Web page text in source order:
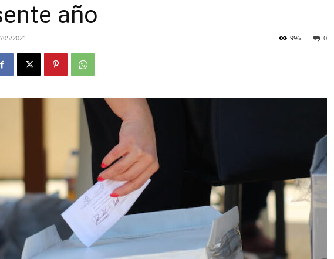
año
05/2021 0
996